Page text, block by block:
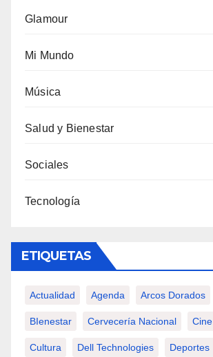
Glamour
Mi Mundo
Música
Salud y Bienestar
Sociales
Tecnología
ETIQUETAS
Actualidad Agenda Arcos Dorados
BIenestar Cervecería Nacional Cine
Cultura Dell Technologies Deportes